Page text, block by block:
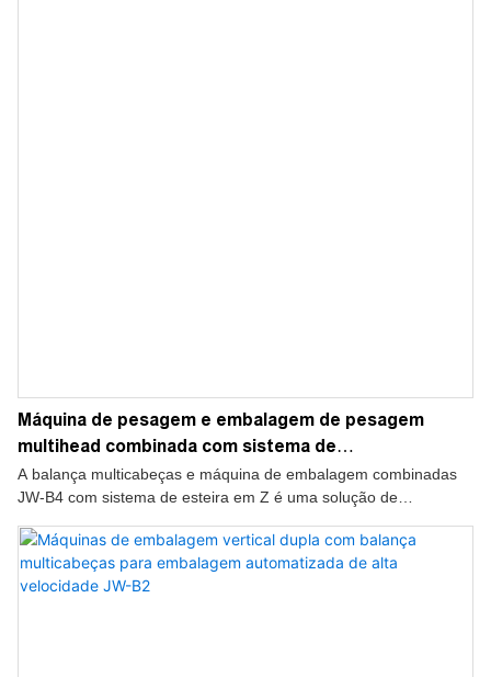
Máquina de pesagem e embalagem de pesagem
multihead combinada com sistema de
transportadores Z JW-B4
A balança multicabeças e máquina de embalagem combinadas
JW-B4 com sistema de esteira em Z é uma solução de
embalagem de produtos de forma eficiente, precisa e contínua.
Ao integrar uma balança multicabeças, uma esteira em Z e uma
máquina de embalagem vertical em um sistema coordenado, ela